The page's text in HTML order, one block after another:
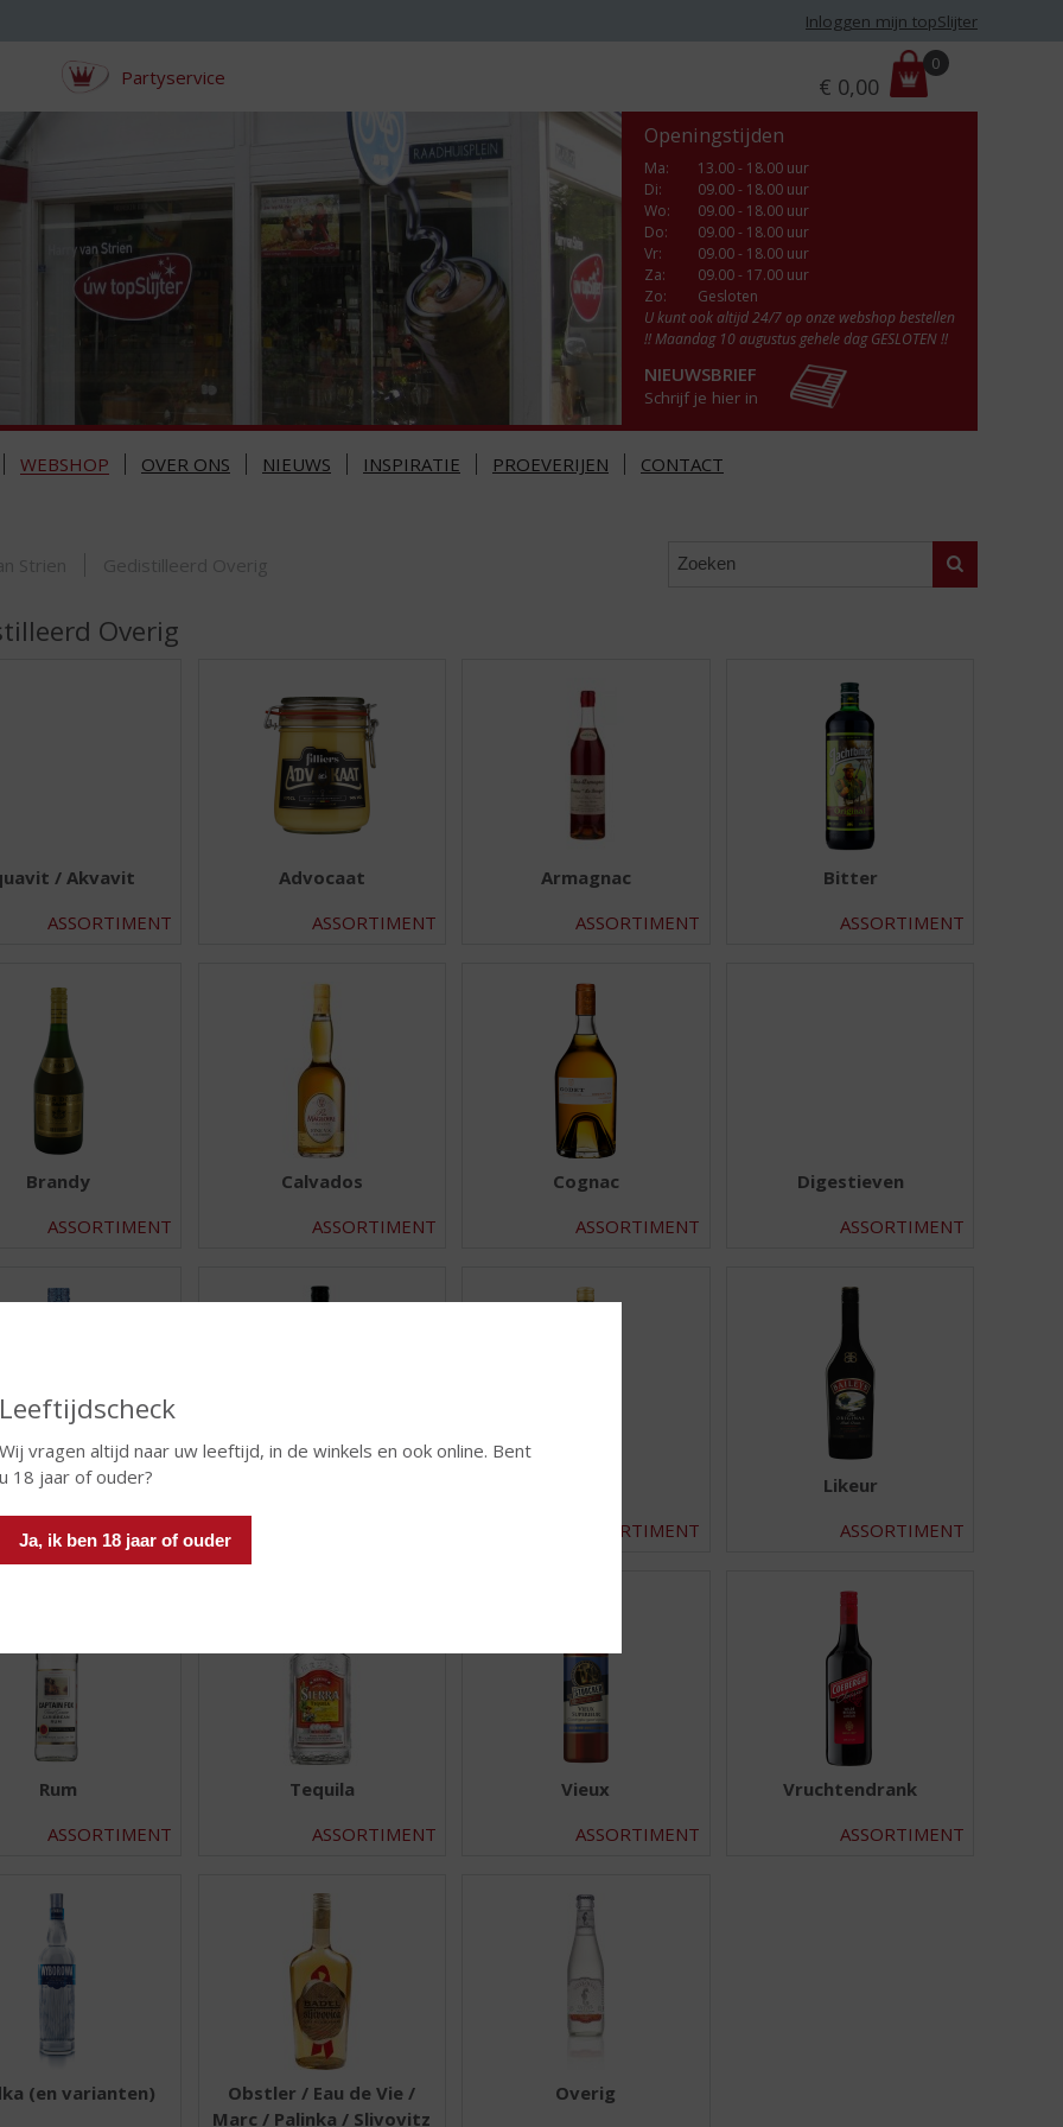
vragen altijd naar uw leeftijd, in de winkels en ook online. Bent
18 jaar of ouder?
Ja, ik ben 18 jaar of ouder
Inloggen mijn topSlijter
Partyservice
r
i
€ 0,00
0
Openingstijden
Ma:
13.00 - 18.00 uur
Di:
09.00 - 18.00 uur
Wo:
09.00 - 18.00 uur
Do:
09.00 - 18.00 uur
Vr:
09.00 - 18.00 uur
Za:
09.00 - 17.00 uur
Zo:
Gesloten
U kunt ook altijd 24/7 op onze webshop bestellen
!! Maandag 10 augustus gehele dag GESLOTEN !!
NIEUWSBRIEF
Schrijf je hier in
WEBSHOP OVER ONS NIEUWS INSPIRATIE PROEVERIJEN CONTACT
Zoeken
Strien Gedistilleerd Overig
Overig
/ Akvavit
ASSORTIMENT
Advocaat
ASSORTIMENT
Armagnac
ASSORTIMENT
Bitter
ASSORTIMENT
Brandy
ASSORTIMENT
Calvados
ASSORTIMENT
Cognac
ASSORTIMENT
Digestieven
ASSORTIMENT
Gin
ASSORTIMENT
ASSORTIMENT
Likeur
ASSORTIMENT
Rum
ASSORTIMENT
Tequila
ASSORTIMENT
Vieux
ASSORTIMENT
Vruchtendrank
ASSORTIMENT
(en varianten)
Obstler / Eau de Vie /
Marc / Palinka / Slivovitz
Overig